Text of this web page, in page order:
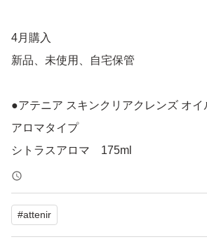
4月購入
新品、未使用、自宅保管
●アテニア スキンクリアクレンズ オイ
アロマタイプ
シトラスアロマ 175ml
●アテニア スキンクリアクレンズオイ
アロマタイプ
ローズリュクス 175ml
#attenir